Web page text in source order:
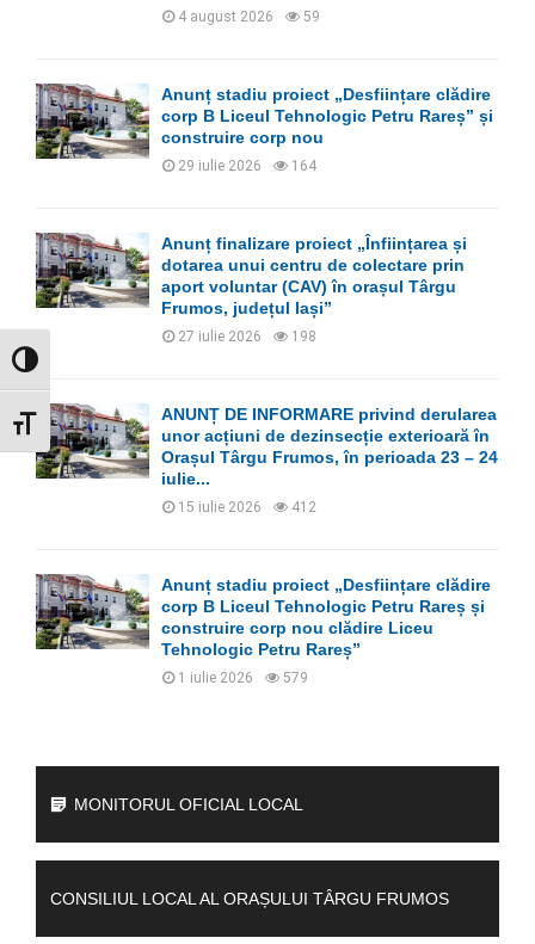
GLISOR NIVEL CONTRAST
GLISOR MĂRIME FONT
4 august 2026 59
Anunț stadiu proiect „Desființare clădire
corp B Liceul Tehnologic Petru Rareș” și
construire corp nou
29 iulie 2026 164
Anunț finalizare proiect „Înființarea și
dotarea unui centru de colectare prin
aport voluntar (CAV) în orașul Târgu
Frumos, județul Iași”
27 iulie 2026 198
ANUNȚ DE INFORMARE privind derularea
unor acțiuni de dezinsecție exterioară în
Orașul Târgu Frumos, în perioada 23 – 24
iulie...
15 iulie 2026 412
Anunț stadiu proiect „Desființare clădire
corp B Liceul Tehnologic Petru Rareș și
construire corp nou clădire Liceu
Tehnologic Petru Rareș”
1 iulie 2026 579
MONITORUL OFICIAL LOCAL
CONSILIUL LOCAL AL ORAȘULUI TÂRGU FRUMOS